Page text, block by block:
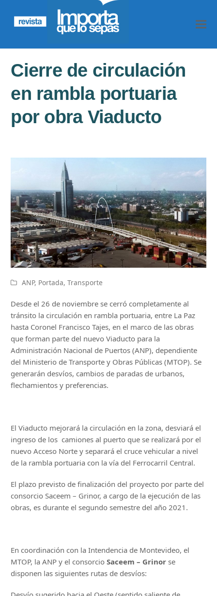
Cierre de circulación
en rambla portuaria
por obra Viaducto
ANP, Portada,Transporte
Desde el 26 de noviembre se cerró completamente al
tránsito la circulación en rambla portuaria, entre La Paz
hasta Coronel Francisco Tajes, en el marco de las obras
que forman parte del nuevo Viaducto para la
Administración Nacional de Puertos (ANP), dependiente
del Ministerio de Transporte y Obras Públicas (MTOP). Se
generarán desvíos, cambios de paradas de urbanos,
flechamientos y preferencias.
El Viaducto mejorará la circulación en la zona, desviará el
ingreso de los camiones al puerto que se realizará por el
nuevo Acceso Norte y separará el cruce vehicular a nivel
de la rambla portuaria con la vía del Ferrocarril Central.
El plazo previsto de finalización del proyecto por parte del
consorcio Saceem – Grinor, a cargo de la ejecución de las
obras, es durante el segundo semestre del año 2021.
En coordinación con la Intendencia de Montevideo, el
MTOP, la ANP y el consorcioSaceem – Grinor se
disponen las siguientes rutas de desvíos: